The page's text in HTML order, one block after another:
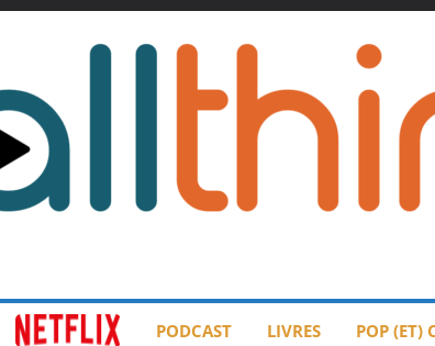
PODCAST LIVRES POP (ET)